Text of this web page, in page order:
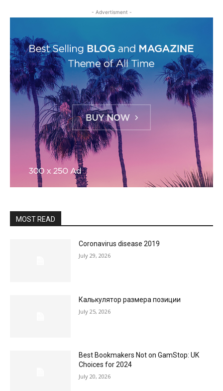
- Advertisment -
MOST READ
Coronavirus disease 2019
July 29, 2026
Калькулятор размера позиции
July 25, 2026
Best Bookmakers Not on GamStop: UK
Choices for 2024
July 20, 2026